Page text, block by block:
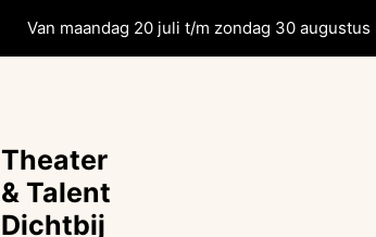
Van maandag 20 juli t/m zondag 30
Theater
& Talent
Dichtbij